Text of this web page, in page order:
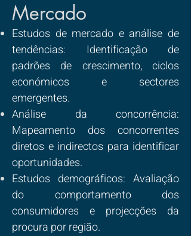
Mercado
Estudos de mercado e análise de
tendências: Identificação de
padrões de crescimento, ciclos
económicos e sectores
emergentes.
Análise da concorrência:
Mapeamento dos concorrentes
diretos e indirectos para identificar
oportunidades.
Estudos demográficos: Avaliação
do comportamento dos
consumidores e projecções da
procura por região.